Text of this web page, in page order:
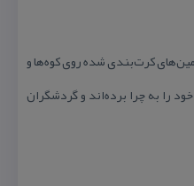
كرت‌بندی شده روی كوه‌ها و
را به چرا برده‌اند و گردشگران